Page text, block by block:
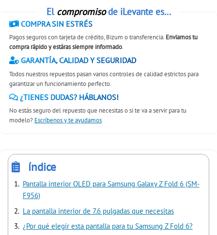
El compromisode iLevante es...
COMPRA SIN ESTRÉS
Pagos seguros con tarjeta de crédito, Bizum o transferencia. Enviamos tu
compra rápido y estáras siempre informado.
GARANTÍA, CALIDAD Y SEGURIDAD
Todos nuestros repuestos pasan varios controles de calidad estrictos para
garantizar un funcionamiento perfecto.
¿TIENES DUDAS? HÁBLANOS!
No estás seguro del repuesto que necesitas o si te va a servir para tu
modelo? Escríbenos y te ayudamos
índice
Pantalla interior OLED para Samsung Galaxy Z Fold 6 (SM-
F956)
La pantalla interior de 7.6 pulgadas que necesitas
¿Por qué elegir esta pantalla para tu Samsung Z Fold 6?